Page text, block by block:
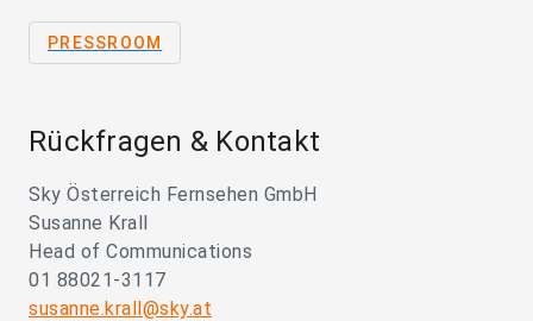
PRESSROOM
Rückfragen & Kontakt
Sky Österreich Fernsehen GmbH
Susanne Krall
Head of Communications
01 88021-3117
susanne.krall@sky.at